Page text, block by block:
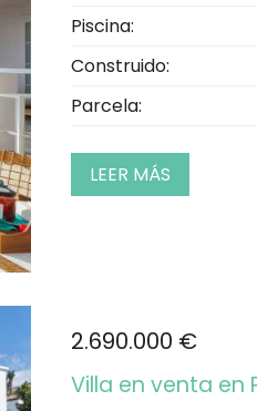
Piscina:
Construido:
Parcela:
LEER MÁS
2.690.000 €
Villa en venta en